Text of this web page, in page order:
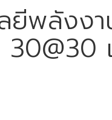
ยีพลังง